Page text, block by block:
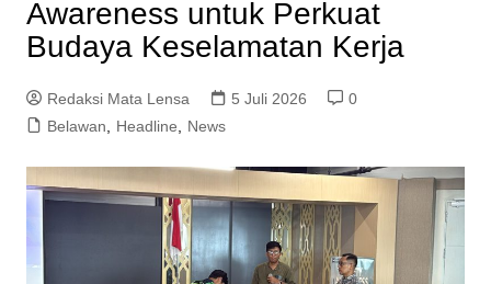
Awareness untuk Perkuat
Budaya Keselamatan Kerja
Redaksi Mata Lensa 5 Juli 2026
0
Belawan
Headline News